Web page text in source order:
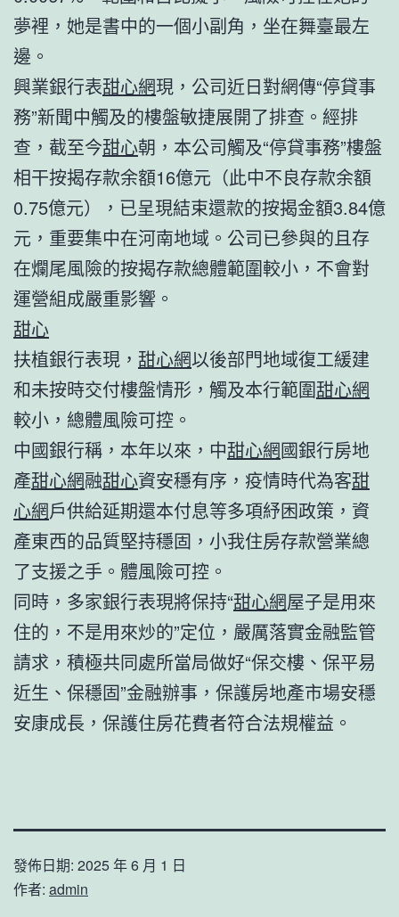
夢裡，她是書中的一個小副角，坐在舞臺最左
邊。
興業銀行表甜心網現，公司近日對網傳“停貸事
務”新聞中觸及的樓盤敏捷展開了排查。經排
查，截至今甜心朝，本公司觸及“停貸事務”樓盤
相干按揭存款余額16億元（此中不良存款余額
0.75億元），已呈現結束還款的按揭金額3.84億
元，重要集中在河南地域。公司已參與的且存
在爛尾風險的按揭存款總體範圍較小，不會對
運營組成嚴重影響。
甜心
扶植銀行表現， 甜心網以後部門地域復工緩建
和未按時交付樓盤情形，觸及本行範圍甜心網
較小，總體風險可控。
中國銀行稱，本年以來，中甜心網國銀行房地
產甜心網融甜心資安穩有序，疫情時代為客甜
心網戶供給延期還本付息等多項紓困政策，資
產東西的品質堅持穩固，小我住房存款營業總
了支援之手。體風險可控。
同時，多家銀行表現將保持“甜心網屋子是用來
住的，不是用來炒的”定位，嚴厲落實金融監管
請求，積極共同處所當局做好“保交樓、保平易
近生、保穩固”金融辦事，保護房地產市場安穩
安康成長，保護住房花費者符合法規權益。
發佈日期: 2025 年 6 月 1 日
作者: admin